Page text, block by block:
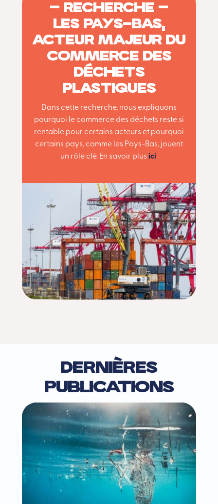
– RECHERCHE –
LES PAYS-BAS,
ACTEUR MAJEUR DU
COMMERCE DES
DÉCHETS
PLASTIQUES
Dans cette recherche, nous expliquons
pourquoi le commerce des déchets reste si
rentable pour certains acteurs et pourquoi
certains pays, comme les Pays-Bas, jouent
un rôle clé. En savoir plus ici.
DERNIÈRES
PUBLICATIONS